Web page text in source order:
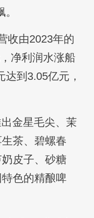
收由2023年的
净利润水涨船
到3.05亿元，
金星毛尖、茉
茶、碧螺春
皮子、砂糖
色的精酿啤